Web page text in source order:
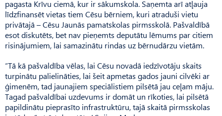
pagasta Krīvu ciemā, kur ir sākumskola. Saņemta arī atļauja
līdzfinansēt vietas tiem Cēsu bērniem, kuri atraduši vietu
privātajā – Cēsu Jaunās pamatskolas pirmsskolā. Pašvaldībā
esot dis­ku­tēts, bet nav pieņemts deputātu lēmums par citiem
risinājumiem, lai samazinātu rindas uz bērnudārzu vietām.
“Tā kā pašvaldība vēlas, lai Cēsu novadā iedzīvotāju skaits
turpinātu palielināties, lai šeit apmetas gados jauni cilvēki ar
ģimenēm, tad jaunajiem speciālistiem pilsētā jau ceļam māju.
Tagad pašvaldībai uzdevums ir domāt un rīkoties, lai pilsētā
papildinātu pieprasīto infrastruktūru, tajā skaitā pirmsskolas